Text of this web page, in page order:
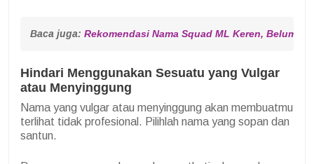
Baca juga: Rekomendasi Nama Squad ML Keren, Belum
Hindari Menggunakan Sesuatu yang Vulgar
atau Menyinggung
Nama yang vulgar atau menyinggung akan membuatmu
terlihat tidak profesional. Pilihlah nama yang sopan dan
santun.